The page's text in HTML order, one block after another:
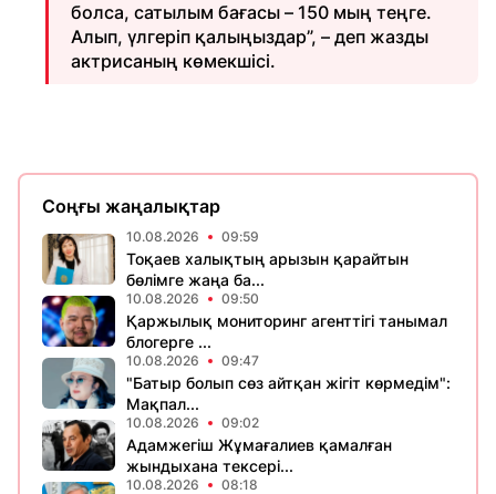
болса, сатылым бағасы – 150 мың теңге.
Алып, үлгеріп қалыңыздар”, – деп жазды
актрисаның көмекшісі.
Соңғы жаңалықтар
10.08.2026 09:59
Тоқаев халықтың арызын қарайтын
бөлімге жаңа ба...
10.08.2026 09:50
Қаржылық мониторинг агенттігі танымал
блогерге ...
10.08.2026 09:47
"Батыр болып сөз айтқан жігіт көрмедім":
Мақпал...
10.08.2026 09:02
Адамжегіш Жұмағалиев қамалған
жындыхана тексері...
10.08.2026 08:18